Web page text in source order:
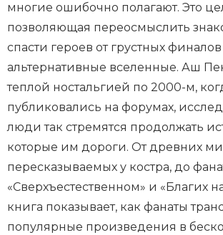
многие ошибочно полагают. Это
позволяющая переосмыслить
спасти героев от грустных
альтернативные вселенные. Аш
теплой ностальгией по 2000-м,
публиковались на форумах,
люди так стремятся продолжать
которые им дороги. От древних
пересказываемых у костра, до
«Сверхъестественном» и «Благих
книга показывает, как фанаты
популярные произведения в